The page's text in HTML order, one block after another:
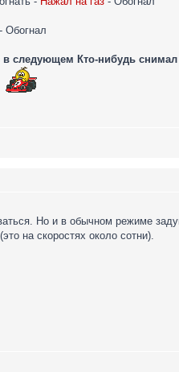
Обогнал
следующем Кто-нибудь снимал
Но и в обычном режиме
на скоростях около сотни).